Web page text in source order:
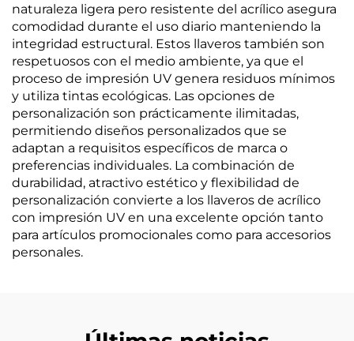
naturaleza ligera pero resistente del acrílico asegura
comodidad durante el uso diario manteniendo la
integridad estructural. Estos llaveros también son
respetuosos con el medio ambiente, ya que el
proceso de impresión UV genera residuos mínimos
y utiliza tintas ecológicas. Las opciones de
personalización son prácticamente ilimitadas,
permitiendo diseños personalizados que se
adaptan a requisitos específicos de marca o
preferencias individuales. La combinación de
durabilidad, atractivo estético y flexibilidad de
personalización convierte a los llaveros de acrílico
con impresión UV en una excelente opción tanto
para artículos promocionales como para accesorios
personales.